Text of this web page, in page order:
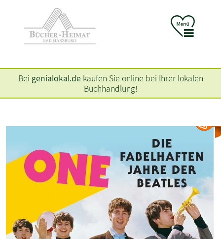
Bei genialokal.de kaufen Sie online bei Ihrer lokalen
Buchhandlung!